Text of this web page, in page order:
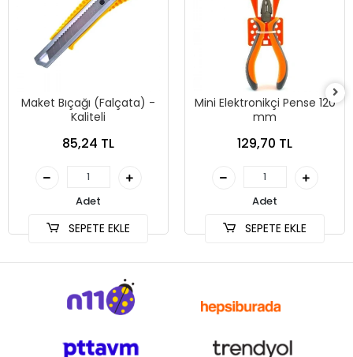
Maket Bıçağı (Falçata) -
Kaliteli
85,24 TL
Adet
SEPETE EKLE
Mini Elektronikçi Pense 120
mm
129,70 TL
Adet
SEPETE EKLE